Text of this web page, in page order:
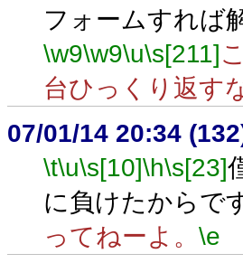
フォームすれば
\w9\w9\u\s[211]
台ひっくり返す
07/01/14 20:34
\t\u\s[10]\h\s[23]
に負けたからで
ってねーよ。 \e